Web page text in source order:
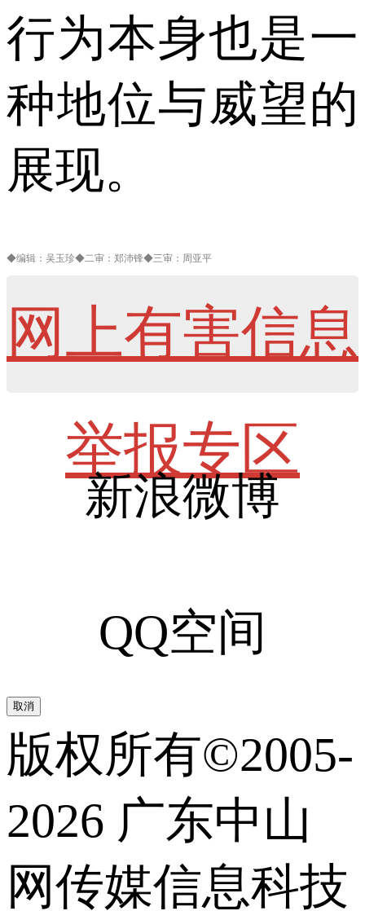
行为本身也是一
种地位与威望的
展现。
◆编辑：吴玉珍◆二审：郑沛锋◆三审：周亚平
网上有害信息
举报专区
新浪微博
QQ空间
取消
版权所有©2005-
2026 广东中山
网传媒信息科技